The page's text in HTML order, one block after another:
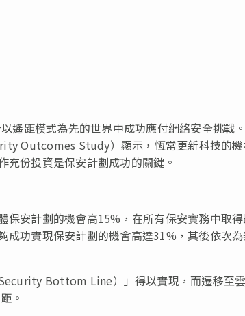
遙距模式為先的世界中成功應付網絡安全挑戰
Outcomes Study）顯示，恆常更新科技的
份投資是保安計劃成功的關鍵。
保安計劃的機會高15%，在所有保安實務中取
成功實現保安計劃的機會高達31%，其後依次
Bottom Line）」得以實現，而遷移至
。